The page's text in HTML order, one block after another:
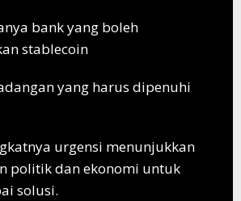
bank yang boleh
stablecoin
yang harus dipenuhi
urgensi menunjukkan
politik dan ekonomi untuk
solusi.